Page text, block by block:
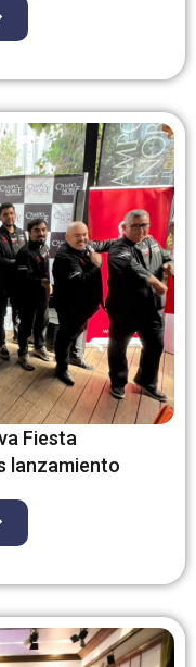
Fiesta
lanzamiento